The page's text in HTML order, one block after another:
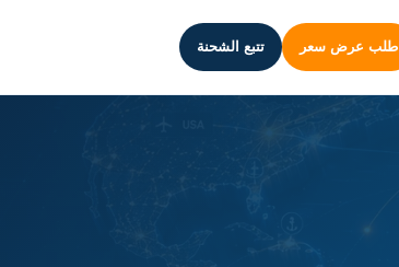
طلب عرض سعر تتبع الشحنة